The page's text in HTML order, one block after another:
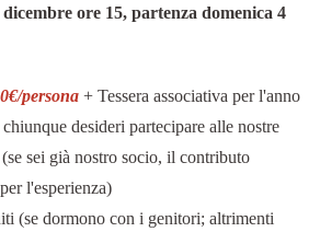
ore 15, partenza domenica 4
€/persona + Tessera associativa per l'anno
desideri partecipare alle nostre
(se sei già nostro socio, il contributo
l'esperienza)
(se dormono con i genitori; altrimenti